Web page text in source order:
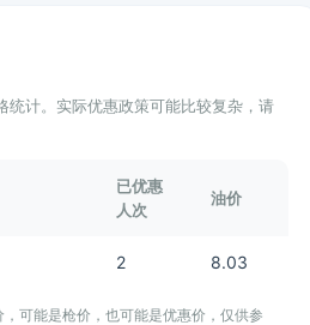
计。实际优惠政策可能比较复杂，请
已优惠
人次
油价
2 8.03
可能是枪价，也可能是优惠价，仅供参